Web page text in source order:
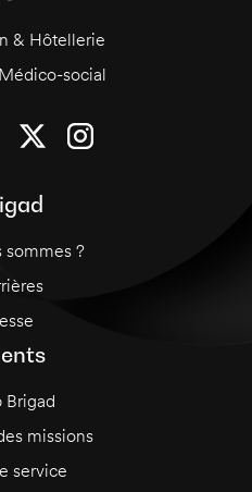
& Hôtellerie
social
sommes ?
Brigad
missions
service